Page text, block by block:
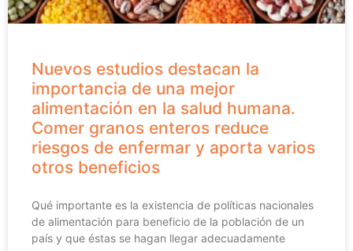
Nuevos estudios destacan la
importancia de una mejor
alimentación en la salud humana.
Comer granos enteros reduce
riesgos de enfermar y aporta varios
otros beneficios
Qué importante es la existencia de políticas nacionales
de alimentación para beneficio de la población de un
país y que éstas se hagan llegar adecuadamente